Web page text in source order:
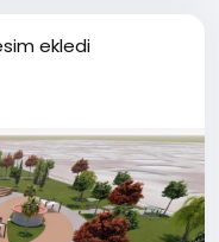
ekledi